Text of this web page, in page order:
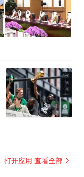
打开应用 查看全部